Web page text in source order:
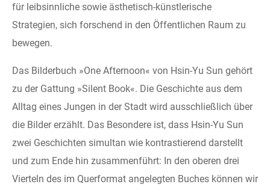
für leibsinnliche sowie ästhetisch-künstlerische
Strategien, sich forschend in den Öffentlichen Raum zu
bewegen.
Das Bilderbuch »One Afternoon« von Hsin-Yu Sun gehört
zu der Gattung »Silent Book«. Die Geschichte aus dem
Alltag eines Jungen in der Stadt wird ausschließlich über
die Bilder erzählt. Das Besondere ist, dass Hsin-Yu Sun
zwei Geschichten simultan wie kontrastierend darstellt
und zum Ende hin zusammenführt: In den oberen drei
Vierteln des im Querformat angelegten Buches können wir